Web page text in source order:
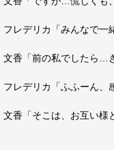
フレデリカ「みんなで一
文香「前の私でしたら…
フレデリカ「ふふーん、
文香「そこは、お互い様